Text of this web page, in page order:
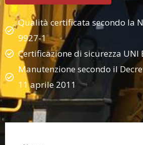
Qualità certificata secondo la
9927-1
Certificazione di sicurezza UNI
Manutenzione secondo il
11 aprile 2011